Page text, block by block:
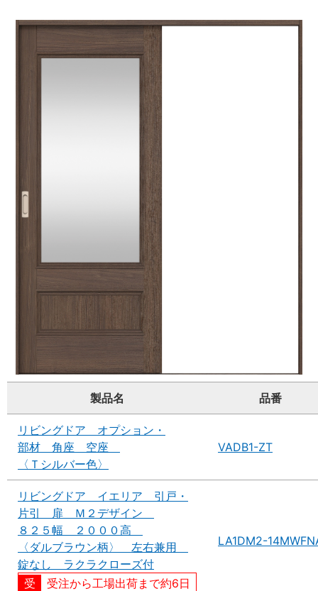
製品名 品番
リビングドア オプション・
部材 角座 空座
〈Ｔシルバー色〉
VADB1-ZT
リビングドア イエリア 引戸・
片引 扉 Ｍ２デザイン
８２５幅 ２０００高
〈ダルブラウン柄〉 左右兼用
錠なし ラクラクローズ付
受注から工場出荷まで約6日
LA1DM2-